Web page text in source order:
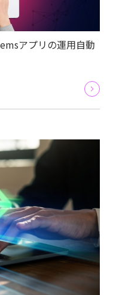
アプリの運用自動